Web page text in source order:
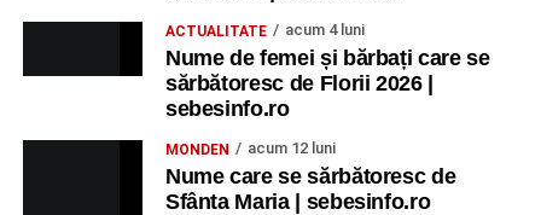
ACTUALITATE acum 4 luni
Nume de femei și bărbați care se
sărbătoresc de Florii 2026 |
sebesinfo.ro
MONDEN acum 12 luni
Nume care se sărbătoresc de
Sfânta Maria | sebesinfo.ro